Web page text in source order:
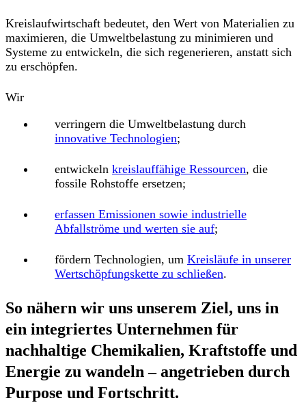
Kreislaufwirtschaft bedeutet, den Wert von Materialien zu
maximieren, die Umweltbelastung zu minimieren und
Systeme zu entwickeln, die sich regenerieren, anstatt sich
zu erschöpfen.
Wir
verringern die Umweltbelastung durch
innovative Technologien;
entwickeln kreislauffähige Ressourcen, die
fossile Rohstoffe ersetzen;
erfassen Emissionen sowie industrielle
Abfallströme und werten sie auf;
fördern Technologien, um Kreisläufe in unserer
Wertschöpfungskette zu schließen.
So nähern wir uns unserem Ziel, uns in
ein integriertes Unternehmen für
nachhaltige Chemikalien, Kraftstoffe und
Energie zu wandeln –angetrieben durch
Purpose und Fortschritt.